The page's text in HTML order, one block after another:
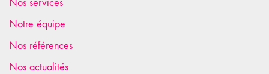
Notre équipe
Nos références
Nos actualités